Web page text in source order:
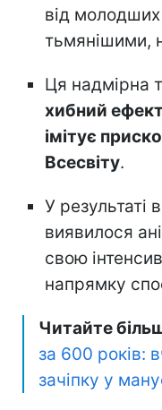
від
тьмянішими,
Ця надмірна
хибний
імітує
Всесвіту.
У результаті
виявилося
свою
напрямку
Читайте
за 600 років:
зачіпку у